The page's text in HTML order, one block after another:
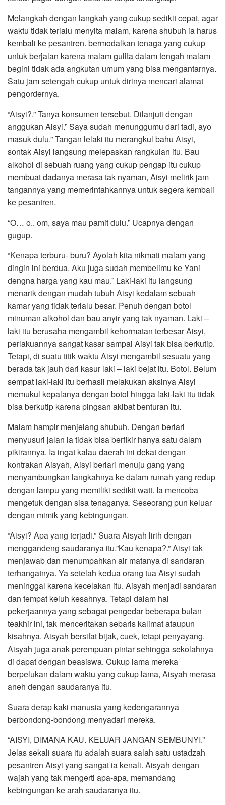
Melangkah dengan langkah yang cukup sedikit cepat, agar
waktu tidak terlalu menyita malam, karena shubuh ia harus
kembali ke pesantren. bermodalkan tenaga yang cukup
untuk berjalan karena malam gulita dalam tengah malam
begini tidak ada angkutan umum yang bisa mengantarnya.
Satu jam setengah cukup untuk dirinya mencari alamat
pengordernya.
“Aisyi?.” Tanya konsumen tersebut. Dilanjuti dengan
anggukan Aisyi.” Saya sudah menunggumu dari tadi, ayo
masuk dulu.” Tangan lelaki itu merangkul bahu Aisyi,
sontak Aisyi langsung melepaskan rangkulan itu. Bau
alkohol di sebuah ruang yang cukup pengap itu cukup
membuat dadanya merasa tak nyaman, Aisyi melirik jam
tangannya yang memerintahkannya untuk segera kembali
ke pesantren.
“O… o.. om, saya mau pamit dulu.” Ucapnya dengan
gugup.
“Kenapa terburu- buru? Ayolah kita nikmati malam yang
dingin ini berdua. Aku juga sudah membelimu ke Yani
dengna harga yang kau mau.” Laki-laki itu langsung
menarik dengan mudah tubuh Aisyi kedalam sebuah
kamar yang tidak terlalu besar. Penuh dengan botol
minuman alkohol dan bau anyir yang tak nyaman. Laki –
laki itu berusaha mengambil kehormatan terbesar Aisyi,
perlakuannya sangat kasar sampai Aisyi tak bisa berkutip.
Tetapi, di suatu titik waktu Aisyi mengambil sesuatu yang
berada tak jauh dari kasur laki – laki bejat itu. Botol. Belum
sempat laki-laki itu berhasil melakukan aksinya Aisyi
memukul kepalanya dengan botol hingga laki-laki itu tidak
bisa berkutip karena pingsan akibat benturan itu.
Malam hampir menjelang shubuh. Dengan berlari
menyusuri jalan ia tidak bisa berfikir hanya satu dalam
pikirannya. Ia ingat kalau daerah ini dekat dengan
kontrakan Aisyah, Aisyi berlari menuju gang yang
menyambungkan langkahnya ke dalam rumah yang redup
dengan lampu yang memiliki sedikit watt. Ia mencoba
mengetuk dengan sisa tenaganya. Seseorang pun keluar
dengan mimik yang kebingungan.
“Aisyi? Apa yang terjadi.” Suara Aisyah lirih dengan
menggandeng saudaranya itu.”Kau kenapa?.” Aisyi tak
menjawab dan menumpahkan air matanya di sandaran
terhangatnya. Ya setelah kedua orang tua Aisyi sudah
meninggal karena kecelakan itu. Aisyah menjadi sandaran
dan tempat keluh kesahnya. Tetapi dalam hal
pekerjaannya yang sebagai pengedar beberapa bulan
teakhir ini, tak menceritakan sebaris kalimat ataupun
kisahnya. Aisyah bersifat bijak, cuek, tetapi penyayang.
Aisyah juga anak perempuan pintar sehingga sekolahnya
di dapat dengan beasiswa. Cukup lama mereka
berpelukan dalam waktu yang cukup lama, Aisyah merasa
aneh dengan saudaranya itu.
Suara derap kaki manusia yang kedengarannya
berbondong-bondong menyadari mereka.
“AISYI, DIMANA KAU. KELUAR JANGAN SEMBUNYI.”
Jelas sekali suara itu adalah suara salah satu ustadzah
pesantren Aisyi yang sangat ia kenali. Aisyah dengan
wajah yang tak mengerti apa-apa, memandang
kebingungan ke arah saudaranya itu.